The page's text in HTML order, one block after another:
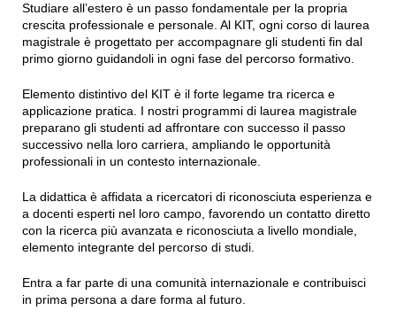
Studiare all’estero è un passo fondamentale per la propria
crescita professionale e personale. Al KIT, ogni corso di laurea
magistrale è progettato per accompagnare gli studenti fin dal
primo giorno guidandoli in ogni fase del percorso formativo.
Elemento distintivo del KIT è il forte legame tra ricerca e
applicazione pratica. I nostri programmi di laurea magistrale
preparano gli studenti ad affrontare con successo il passo
successivo nella loro carriera, ampliando le opportunità
professionali in un contesto internazionale.
La didattica è affidata a ricercatori di riconosciuta esperienza e
a docenti esperti nel loro campo, favorendo un contatto diretto
con la ricerca più avanzata e riconosciuta a livello mondiale,
elemento integrante del percorso di studi.
Entra a far parte di una comunità internazionale e contribuisci
in prima persona a dare forma al futuro.